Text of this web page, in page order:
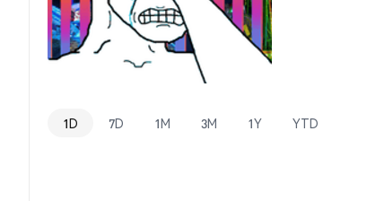
1D 7D 1M 3M 1Y YTD